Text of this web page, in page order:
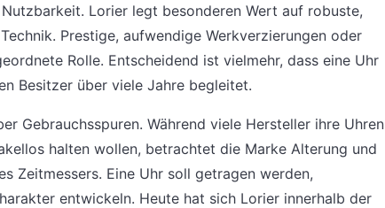
Lorier legt besonderen Wert auf robuste,
Prestige, aufwendige Werkverzierungen oder
Rolle. Entscheidend ist vielmehr, dass eine Uhr
Besitzer über viele Jahre begleitet.
Gebrauchsspuren. Während viele Hersteller ihre Uhren
halten wollen, betrachtet die Marke Alterung und
Zeitmessers. Eine Uhr soll getragen werden,
entwickeln. Heute hat sich Lorier innerhalb der